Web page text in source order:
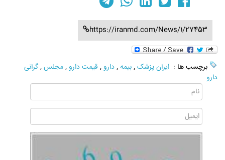
https://iranmd.com/News/1/27453
برچسب ها : ایران پزشک,بیمه,دارو , قیمت دارو ,مجلس,گرانی
دارو